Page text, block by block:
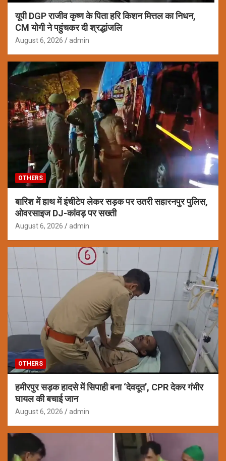
यूपी DGP राजीव कृष्ण के पिता हरि किशन मित्तल का निधन,
CM योगी ने पहुंचकर दी श्रद्धांजलि
August 6, 2026 admin
OTHERS
बारिश में हाथ में इंचीटेप लेकर सड़क पर उतरी सहारनपुर पुलिस,
ओवरसाइज DJ-कांवड़ पर सख्ती
August 6, 2026 admin
OTHERS
हमीरपुर सड़क हादसे में सिपाही बना ‘देवदूत’, CPR देकर गंभीर
घायल की बचाई जान
August 6, 2026 admin